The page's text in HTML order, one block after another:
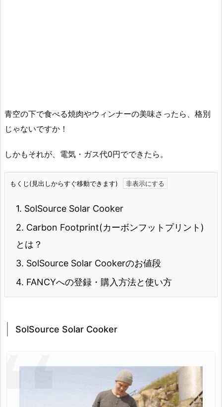
青空の下で食べる焼肉やウィンナーの美味さったら、格別
じゃないですか！
しかもそれが、電気・ガス代0円でできたら。
もくじ(見出しからすぐ移動できます)
1. SolSource Solar Cooker
2. Carbon Footprint(カーボンフットプリント)
とは？
3. SolSource Solar Cookerのお値段
4. FANCYへの登録・購入方法と使い方
SolSource Solar Cooker